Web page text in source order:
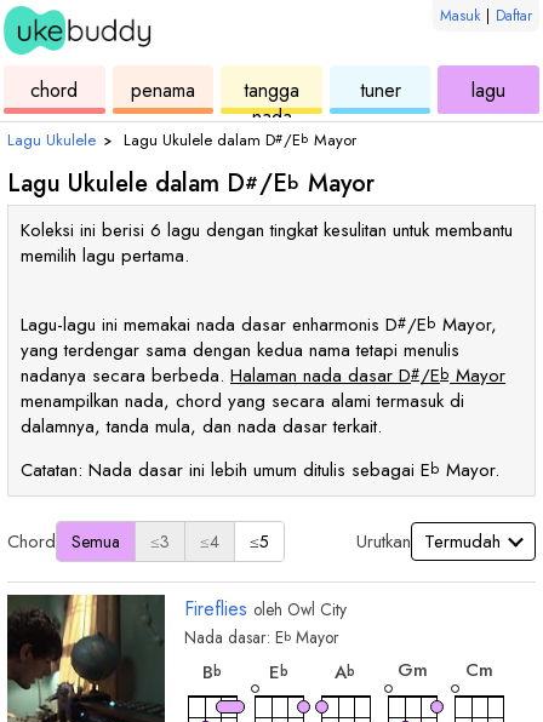
Masuk | Daftar
chord
ukulele
penama
chord
tangga
nada
ukulele
tuner
ukulele
lagu
Lagu Ukulele › Lagu Ukulele dalam D#/Eb Mayor
Lagu Ukulele dalam D#/Eb Mayor
Koleksi ini berisi 6 lagu dengan tingkat kesulitan untuk membantu
memilih lagu pertama.
Lagu-lagu ini memakai nada dasar enharmonis D#/Eb Mayor,
yang terdengar sama dengan kedua nama tetapi menulis
nadanya secara berbeda. Halaman nada dasar D#/Eb Mayor
menampilkan nada, chord yang secara alami termasuk di
dalamnya, tanda mula, dan nada dasar terkait.
Catatan: Nada dasar ini lebih umum ditulis sebagai Eb Mayor.
Chord Semua ≤3 ≤4 ≤5 Urutkan
Fireflies oleh Owl City
Nada dasar: Eb Mayor
Bb
chord
Eb
chord
Ab
Gm
Cm